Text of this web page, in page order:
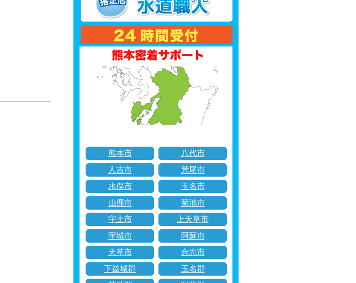
熊本市
八代市
人吉市
荒尾市
水俣市
玉名市
山鹿市
菊池市
宇土市
上天草市
宇城市
阿蘇市
天草市
合志市
下益城郡
玉名郡